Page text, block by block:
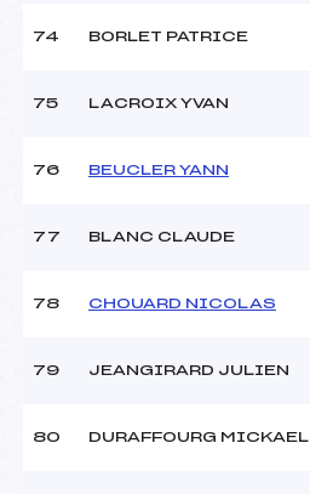
74 BORLET PATRICE
75 LACROIX YVAN
76 BEUCLER YANN
77 BLANC CLAUDE
78 CHOUARD NICOLAS
79 JEANGIRARD JULIEN
80 DURAFFOURG MICKAEL